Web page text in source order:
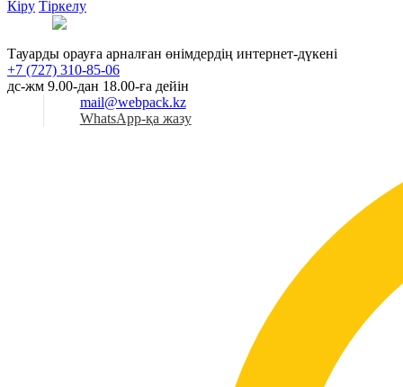
Кіру Тіркелу
Тауарды орауға арналған өнімдердің интернет-дүкені
+7 (727) 310-85-06
дс-жм 9.00-дан 18.00-ға дейін
mail@webpack.kz
WhatsApp-қа жазу